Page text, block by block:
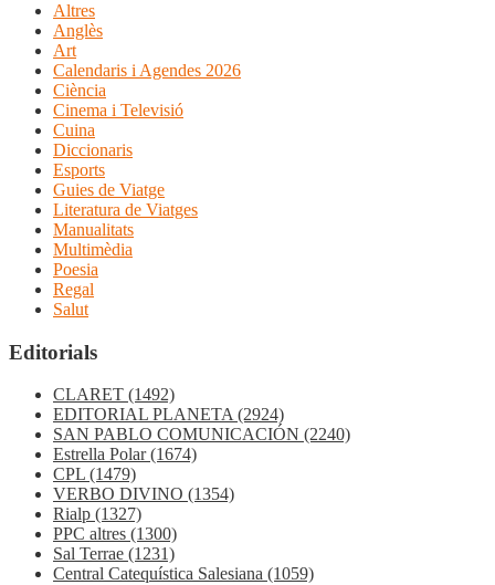
Altres
Anglès
Art
Calendaris i Agendes 2026
Ciència
Cinema i Televisió
Cuina
Diccionaris
Esports
Guies de Viatge
Literatura de Viatges
Manualitats
Multimèdia
Poesia
Regal
Salut
Editorials
CLARET (1492)
EDITORIAL PLANETA(2924)
SAN PABLO COMUNICACIÓN (2240)
Estrella Polar(1674)
CPL (1479)
VERBO DIVINO (1354)
Rialp (1327)
PPC altres (1300)
Sal Terrae (1231)
Central Catequística Salesiana (1059)